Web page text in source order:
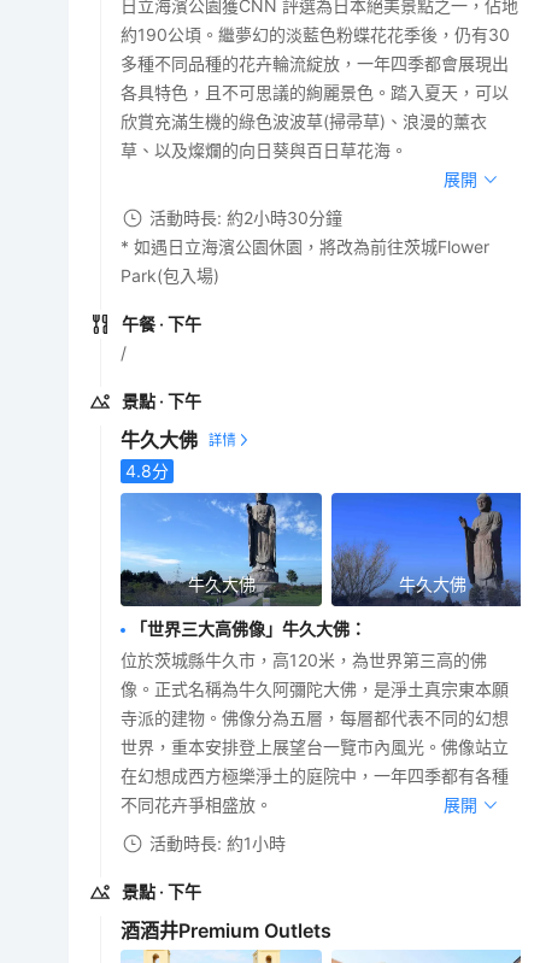
日立海濱公園獲CNN 評選為日本絕美景點之一，佔地
約190公頃。繼夢幻的淡藍色粉蝶花花季後，仍有30
多種不同品種的花卉輪流綻放，一年四季都會展現出
各具特色，且不可思議的絢麗景色。踏入夏天，可以
欣賞充滿生機的綠色波波草(掃帚草)、浪漫的薰衣
草、以及燦爛的向日葵與百日草花海。
展開
活動時長: 約2小時30分鐘
* 如遇日立海濱公園休園，將改為前往茨城Flower
Park(包入場)
午餐 · 下午
/
景點 · 下午
牛久大佛
4.8分
牛久大佛 牛久大佛
「世界三大高佛像」牛久大佛 ：
位於茨城縣牛久市，高120米，為世界第三高的佛
像。正式名稱為牛久阿彌陀大佛，是淨土真宗東本願
寺派的建物。佛像分為五層，每層都代表不同的幻想
世界，重本安排登上展望台一覽市內風光。佛像站立
在幻想成西方極樂淨土的庭院中，一年四季都有各種
不同花卉爭相盛放。
展開
活動時長: 約1小時
景點 · 下午
酒酒井Premium Outlets